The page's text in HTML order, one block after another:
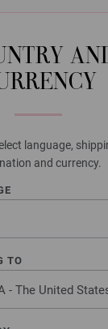
language,
and currency.
TO
- The United
GROSSA
No. 52 |